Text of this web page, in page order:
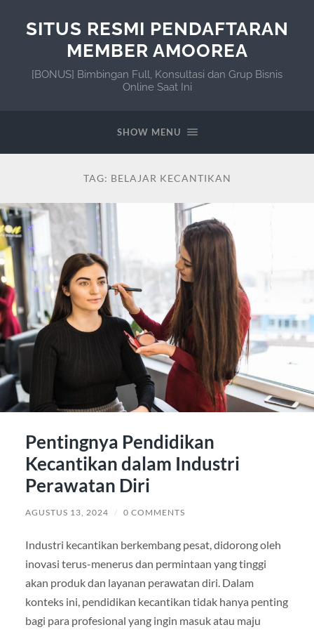
SITUS RESMI PENDAFTARAN
MEMBER AMOOREA
[BONUS] Bimbingan Full, Konsultasi dan Grup Bisnis
Online Saat Ini
SHOW MENU
TAG: BELAJAR KECANTIKAN
Pentingnya Pendidikan
Kecantikan dalam Industri
Perawatan Diri
AGUSTUS 13, 2024 / 0 COMMENTS
Industri kecantikan berkembang pesat, didorong oleh
inovasi terus-menerus dan permintaan yang tinggi
akan produk dan layanan perawatan diri. Dalam
konteks ini, pendidikan kecantikan tidak hanya penting
bagi para profesional yang ingin masuk atau maju